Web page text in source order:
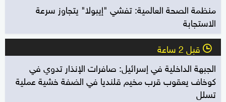
منظمة الصحة العالمية: تفشي "إيبولا" يتجاوز سرعة
الاستجابة
l قبل 2 ساعة
الجبهة الداخلية في إسرائيل: صافرات الإنذار تدوي في
كوخاف يعقوب قرب مخيم قلنديا في الضفة خشية عملية
تسلل